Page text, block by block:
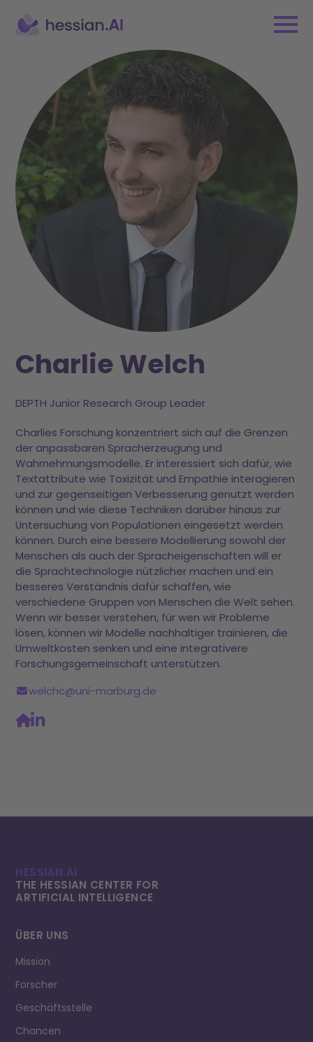
Charlie Welch
DEPTH Junior Research Group Leader
Charlies Forschung konzentriert sich auf die Grenzen
der anpassbaren Spracherzeugung und
Wahrnehmungsmodelle. Er interessiert sich dafür, wie
Textattribute wie Toxizität und Empathie interagieren
und zur gegenseitigen Verbesserung genutzt werden
können und wie diese Techniken darüber hinaus zur
Untersuchung von Populationen eingesetzt werden
können. Durch eine bessere Modellierung sowohl der
Menschen als auch der Spracheigenschaften will er
die Sprachtechnologie nützlicher machen und ein
besseres Verständnis dafür schaffen, wie
verschiedene Gruppen von Menschen die Welt sehen.
Wenn wir besser verstehen, für wen wir Probleme
lösen, können wir Modelle nachhaltiger trainieren, die
Umweltkosten senken und eine integrativere
Forschungsgemeinschaft unterstützen.
welchc@uni-marburg.de
HESSIAN.AI
THE HESSIAN CENTER FOR
ARTIFICIAL INTELLI­GENCE
ÜBER UNS
Mission
Forscher
Geschäftsstelle
Chancen